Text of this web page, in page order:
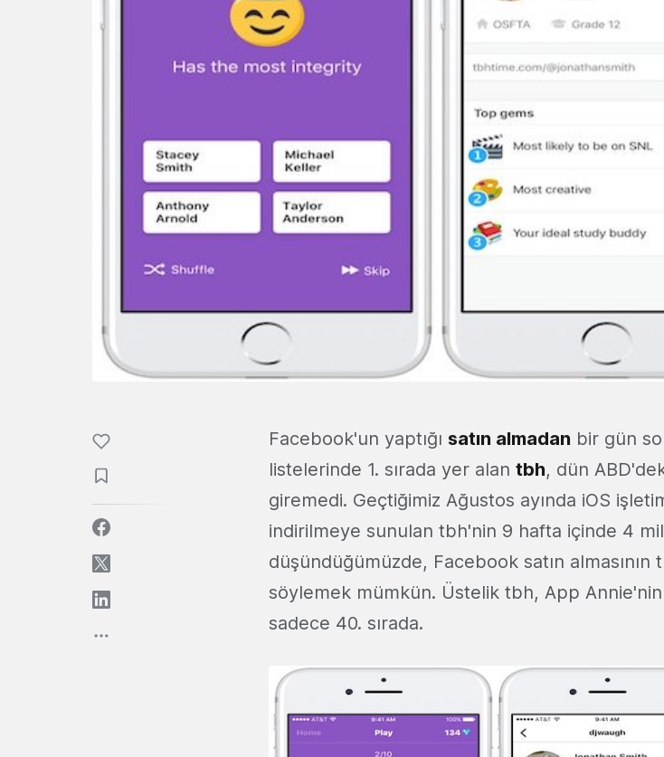
Facebook'un yaptığı satın almadan bir gün
listelerinde 1. sırada yer alan tbh, dün
giremedi. Geçtiğimiz Ağustos ayında iOS
indirilmeye sunulan tbh'nin 9 hafta içinde 4
düşündüğümüzde, Facebook satın
söylemek mümkün. Üstelik tbh, App
sadece 40. sırada.